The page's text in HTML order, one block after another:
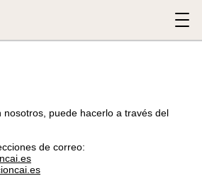
nosotros, puede hacerlo a través del
de correo: